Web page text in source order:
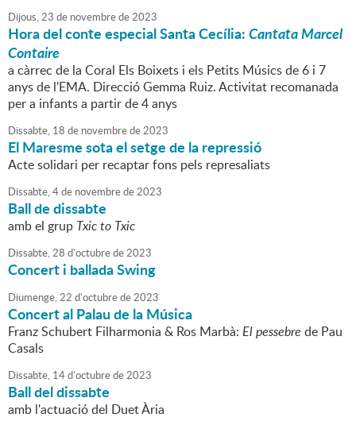
Dijous,23 de novembrede2023
Hora del conte especial Santa Cecília:Cantata Marcel
Contaire
a càrrec de la Coral Els Boixets i els Petits Músics de 6 i 7
anys de l'EMA. Direcció Gemma Ruiz. Activitat recomanada
per a infants a partir de 4 anys
Dissabte, 18 de novembrede2023
El Maresme sota el setge de la repressió
Acte solidari per recaptar fons pels represaliats
Dissabte,4de novembrede2023
Ball de dissabte
amb el grup Txic to Txic
Dissabte,28 d'octubrede2023
Concert i ballada Swing
Diumenge,22 d'octubrede2023
Concert al Palau de la Música
Franz Schubert Filharmonia & Ros Marbà: El pessebre de Pau
Casals
Dissabte, 14d'octubrede2023
Ball del dissabte
amb l'actuació del Duet Ària